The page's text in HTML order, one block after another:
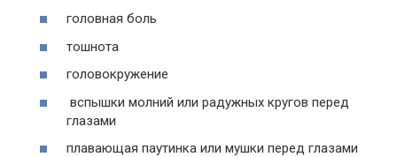
головная боль
тошнота
головокружение
вспышки молний или радужных кругов перед
глазами
плавающая паутинка или мушки перед глазами